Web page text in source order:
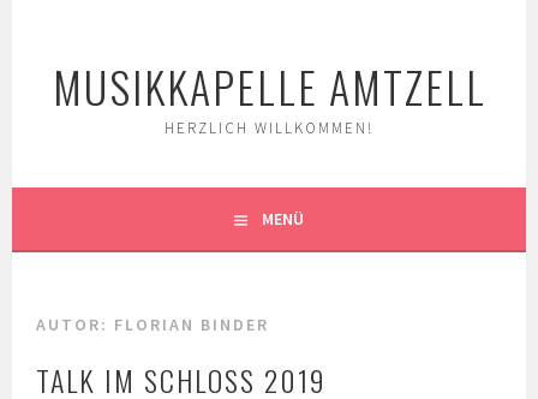
MUSIKKAPELLE AMTZELL
HERZLICH WILLKOMMEN!
MENÜ
AUTOR: FLORIAN BINDER
TALK IM SCHLOSS 2019